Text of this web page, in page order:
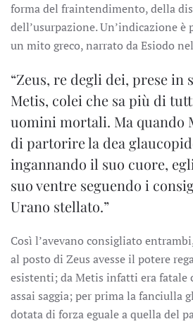
forma del fraintendimento, della
dell’usurpazione. Un’indicazione
un mito greco, narrato da Esiodo
“Zeus, re degli dei, prese in
Metis, colei che sa più di
uomini mortali. Ma quando
di partorire la dea
ingannando il suo cuore,
suo ventre seguendo i
Urano stellato.”
Così l’avevano consigliato
al posto di Zeus avesse il potere
esistenti; da Metis infatti era fatale
assai saggia; per prima la fanciulla
dotata di forza eguale a quella del